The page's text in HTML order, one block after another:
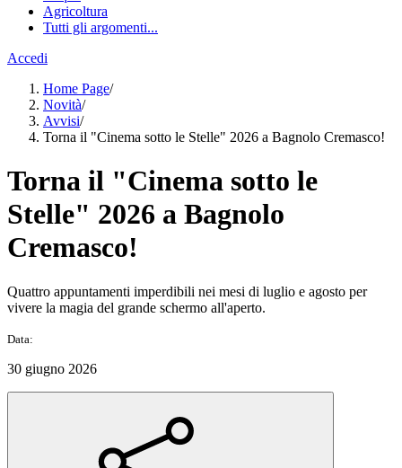
Agricoltura
Tutti gli argomenti...
Accedi
Home Page/
Novità/
Avvisi/
Torna il "Cinema sotto le Stelle" 2026 a Bagnolo Cremasco!
Torna il "Cinema sotto le
Stelle" 2026 a Bagnolo
Cremasco!
Quattro appuntamenti imperdibili nei mesi di luglio e agosto per
vivere la magia del grande schermo all'aperto.
Data:
30 giugno 2026